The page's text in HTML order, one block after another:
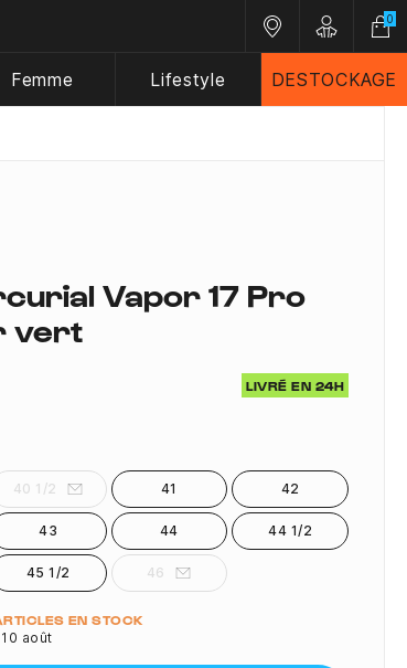
Nos magasins
Customer
0
Femme Lifestyle DESTOCKAGE
Vapor 17 Pro
vert
LIVRÉ EN 24H
40 1/2 41 42
43 44 44 1/2
45 1/2 46
EN STOCK
août